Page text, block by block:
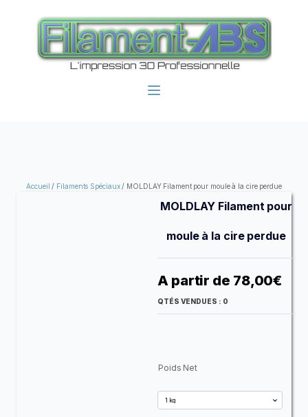
Accueil / Filaments Spéciaux/ MOLDLAY Filament pour moule à la cire perdue
MOLDLAY Filament pour
moule à la cire perdue
A partir de 78,00€
QTÉS VENDUES : 0
Poids Net
Alternative: